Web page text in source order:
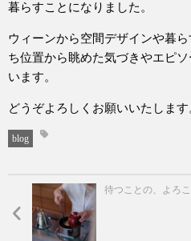
暮らすことになりました。
ウィーンから空間デザインや暮
ち位置から眺めた気づきやエピ
います。
どうぞよろしくお願いいたします
blog
待つことの、よろ